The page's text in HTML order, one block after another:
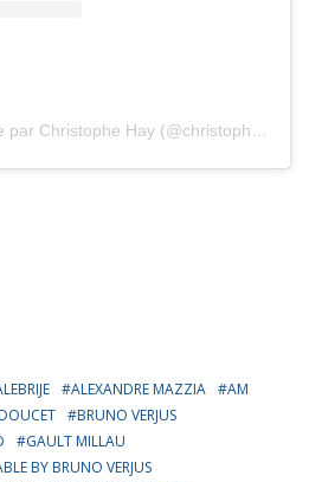
Une publication partagée par Christophe Hay (@christophehaychef)
ALEXANDRE MAZZIA
AM
BRUNO VERJUS
GAULT MILLAU
BY BRUNO VERJUS